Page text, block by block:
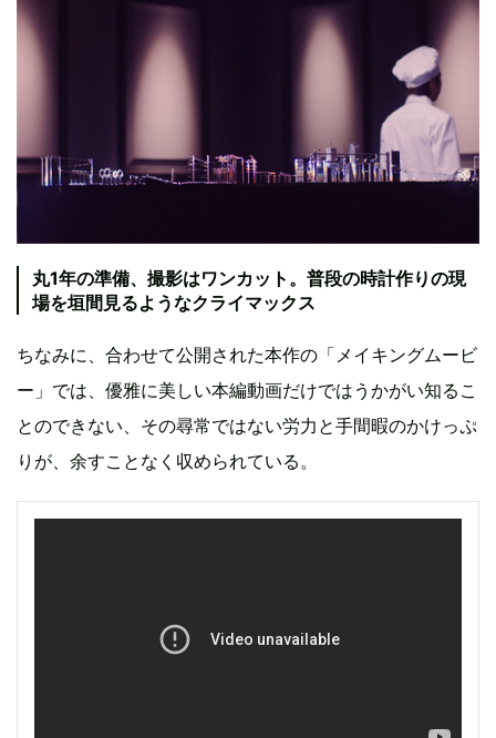
丸1年の準備、撮影はワンカット。普段の時計作りの現
場を垣間見るようなクライマックス
ちなみに、合わせて公開された本作の「メイキングムービ
ー」では、優雅に美しい本編動画だけではうかがい知るこ
とのできない、その尋常ではない労力と手間暇のかけっぷ
りが、余すことなく収められている。